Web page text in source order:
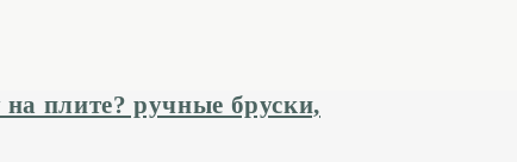
плите? ручные бруски,